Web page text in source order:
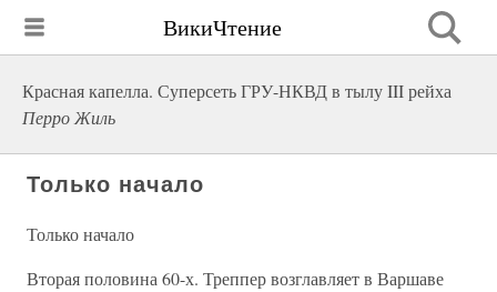
ВикиЧтение
Красная капелла. Суперсеть ГРУ-НКВД в тылу III рейха
Перро Жиль
Только начало
Только начало
Вторая половина 60-х. Треппер возглавляет в Варшаве